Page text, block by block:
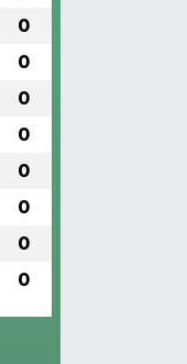
0
0
0
0
0
0
0
0